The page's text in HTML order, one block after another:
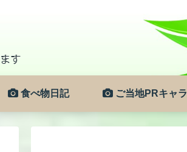
食べ物日記 ご当地PRキャラ